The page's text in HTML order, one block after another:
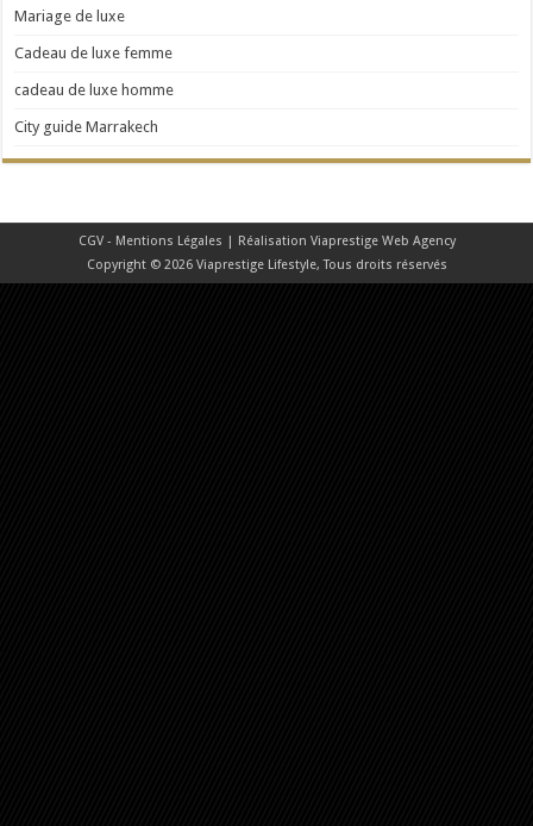
Mariage de luxe
Cadeau de luxe femme
cadeau de luxe homme
City guide Marrakech
CGV - Mentions Légales | Réalisation Viaprestige Web Agency
Copyright © 2026 Viaprestige Lifestyle, Tous droits réservés